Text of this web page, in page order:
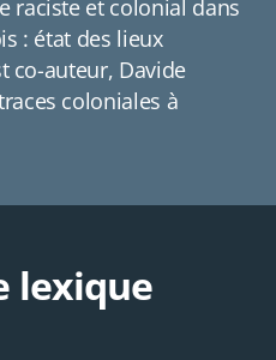
raciste et colonial dans
: état des lieux
co-auteur, Davide
coloniales à
lexique